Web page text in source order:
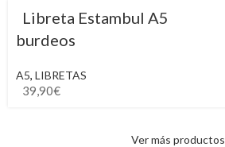
Libreta Estambul A5
burdeos
A5, LIBRETAS
39,90€
Ver más productos